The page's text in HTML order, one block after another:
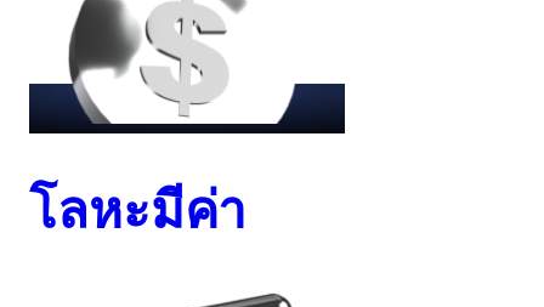
โลหะมีค่า